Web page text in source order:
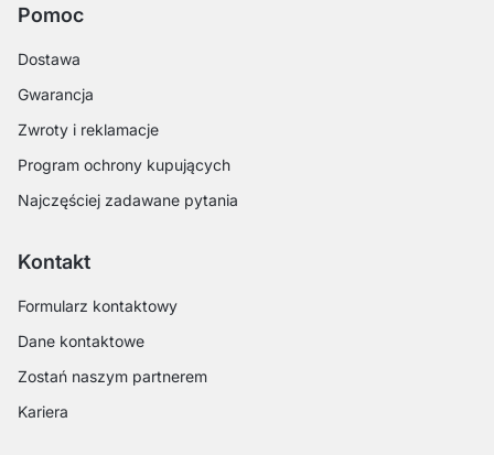
Pomoc
Dostawa
Gwarancja
Zwroty i reklamacje
Program ochrony kupujących
Najczęściej zadawane pytania
Kontakt
Formularz kontaktowy
Dane kontaktowe
Zostań naszym partnerem
Kariera